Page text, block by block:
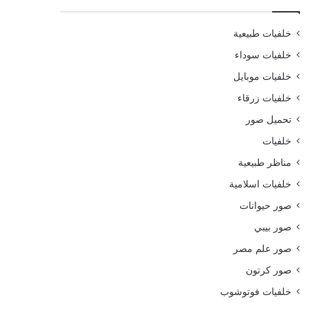
خلفيات طبيعية
خلفيات سوداء
خلفيات موبايل
خلفيات زرقاء
تحميل صور
خلفيات
مناظر طبيعية
خلفيات اسلامية
صور حيوانات
صور بيبي
صور علم مصر
صور كرتون
خلفيات فوتوشوب